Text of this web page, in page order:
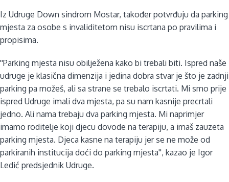
Iz Udruge Down sindrom Mostar, također potvrđuju da parking
mjesta za osobe s invaliditetom nisu iscrtana po pravilima i
propisima.
''Parking mjesta nisu obilježena kako bi trebali biti. Ispred naše
udruge je klasična dimenzija i jedina dobra stvar je što je zadnji
parking pa možeš, ali sa strane se trebalo iscrtati. Mi smo prije
ispred Udruge imali dva mjesta, pa su nam kasnije precrtali
jedno. Ali nama trebaju dva parking mjesta. Mi naprimjer
imamo roditelje koji djecu dovode na terapiju, a imaš zauzeta
parking mjesta. Djeca kasne na terapiju jer se ne može od
parkiranih institucija doći do parking mjesta'', kazao je Igor
Ledić predsjednik Udruge.